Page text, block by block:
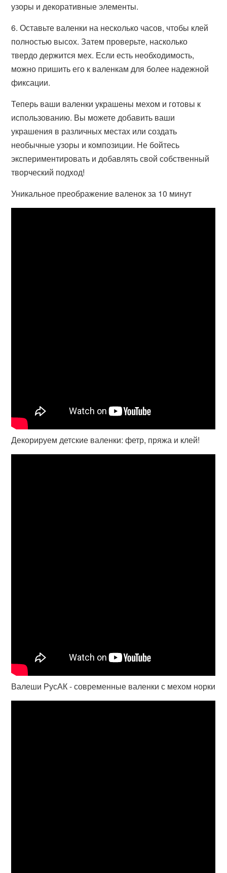
узоры и декоративные элементы.
6. Оставьте валенки на несколько часов, чтобы клей
полностью высох. Затем проверьте, насколько
твердо держится мех. Если есть необходимость,
можно пришить его к валенкам для более надежной
фиксации.
Теперь ваши валенки украшены мехом и готовы к
использованию. Вы можете добавить ваши
украшения в различных местах или создать
необычные узоры и композиции. Не бойтесь
экспериментировать и добавлять свой собственный
творческий подход!
Уникальное преображение валенок за 10 минут
Декорируем детские валенки: фетр, пряжа и клей!
Валеши РусАК - современные валенки с мехом норки